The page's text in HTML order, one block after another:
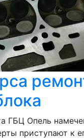
ГБЦ Опель
приступают к